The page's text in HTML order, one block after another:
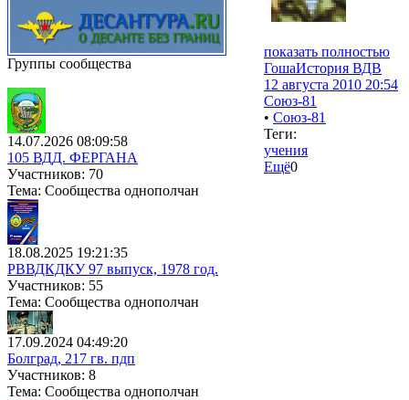
Группы сообщества
14.07.2026 08:09:58
105 ВДД. ФЕРГАНА
Участников: 70
Тема: Сообщества однополчан
18.08.2025 19:21:35
РВВДКДКУ 97 выпуск, 1978 год.
Участников: 55
Тема: Сообщества однополчан
17.09.2024 04:49:20
Болград, 217 гв. пдп
Участников: 8
Тема: Сообщества однополчан
показать полностью
ГошаИстория ВДВ
12 августа 2010 20:54
Союз-81
• Союз-81
Теги:
учения
Ещё0